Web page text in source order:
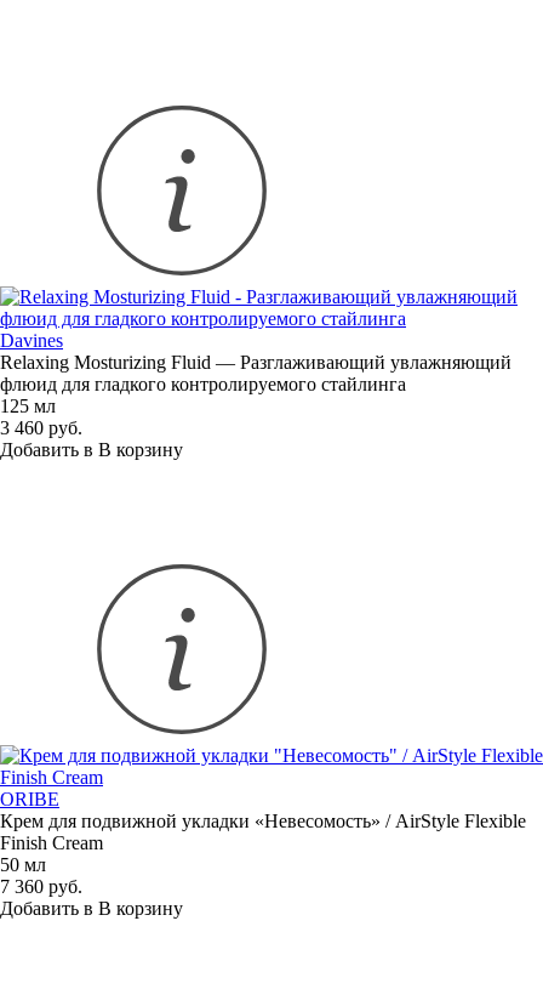
Davines
Relaxing Mosturizing Fluid — Разглаживающий увлажняющий
флюид для гладкого контролируемого стайлинга
125 мл
3 460 руб.
Добавить в В корзину
ORIBE
Крем для подвижной укладки «Невесомость» / AirStyle Flexible
Finish Cream
50 мл
7 360 руб.
Добавить в В корзину